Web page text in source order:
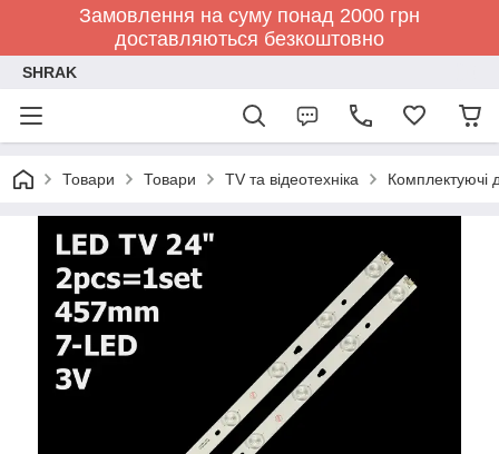
Замовлення на суму понад 2000 грн
доставляються безкоштовно
SHRAK
Товари Товари TV та відеотехніка Комплектуючі